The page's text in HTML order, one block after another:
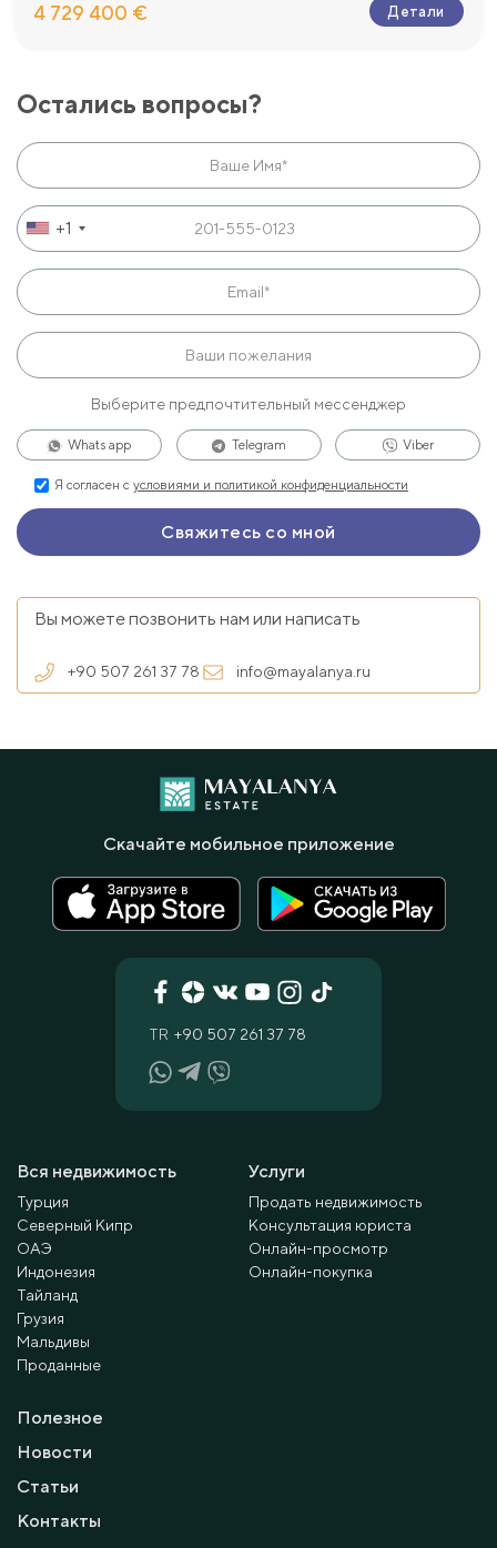
4 729 400 € Детали
Остались вопросы?
+1
Выберите предпочтительный мессенджер
Whats app Telegram Viber
Я согласен с условиями и политикой конфиденциальности
Вы можете позвонить нам или написать
+90 507 261 37 78 info@mayalanya.ru
Вся недвижимость
Турция
Северный Кипр
ОАЭ
Индонезия
Тайланд
Грузия
Мальдивы
Проданные
Услуги
Продать недвижимость
Консультация юриста
Онлайн-просмотр
Онлайн-покупка
Полезное
Новости
Статьи
Контакты
TR +90 507 261 37 78
Скачайте мобильное приложение